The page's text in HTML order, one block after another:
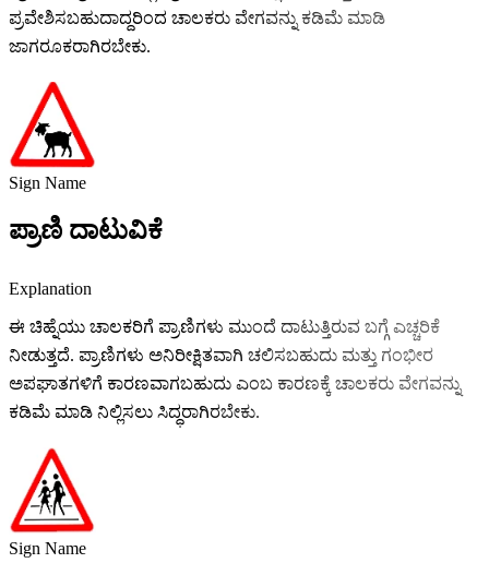
ಪ್ರವೇಶಿಸಬಹುದಾದ್ದರಿಂದ ಚಾಲಕರು ವೇಗವನ್ನು ಕಡಿಮೆ ಮಾಡಿ
ಜಾಗರೂಕರಾಗಿರಬೇಕು.
Sign Name
ಪ್ರಾಣಿ ದಾಟುವಿಕೆ
Explanation
ಈ ಚಿಹ್ನೆಯು ಚಾಲಕರಿಗೆ ಪ್ರಾಣಿಗಳು ಮುಂದೆ ದಾಟುತ್ತಿರುವ ಬಗ್ಗೆ ಎಚ್ಚರಿಕೆ
ನೀಡುತ್ತದೆ. ಪ್ರಾಣಿಗಳು ಅನಿರೀಕ್ಷಿತವಾಗಿ ಚಲಿಸಬಹುದು ಮತ್ತು ಗಂಭೀರ
ಅಪಘಾತಗಳಿಗೆ ಕಾರಣವಾಗಬಹುದು ಎಂಬ ಕಾರಣಕ್ಕೆ ಚಾಲಕರು ವೇಗವನ್ನು
ಕಡಿಮೆ ಮಾಡಿ ನಿಲ್ಲಿಸಲು ಸಿದ್ಧರಾಗಿರಬೇಕು.
Sign Name